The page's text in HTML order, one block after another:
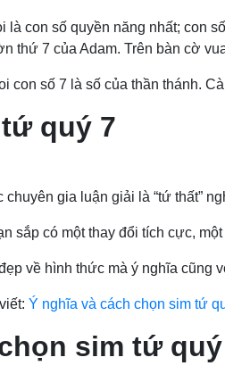
là con số quyền năng nhất; con
thứ 7 của Adam. Trên bàn cờ
số 7 là số của thần thánh.
quý 7
chuyên gia luận giải là “tứ thất”
sắp có một thay đổi tích cực,
về hình thức mà ý nghĩa cũng
Ý nghĩa và cách chọn sim tứ
sim tứ